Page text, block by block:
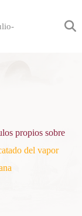
propios sobre
del vapor